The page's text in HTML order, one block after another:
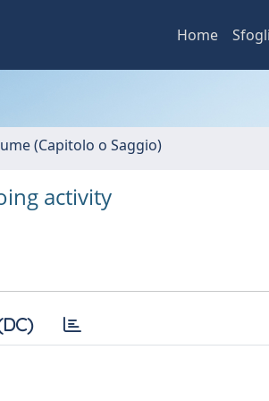
Home
(Capitolo o Saggio)
activity